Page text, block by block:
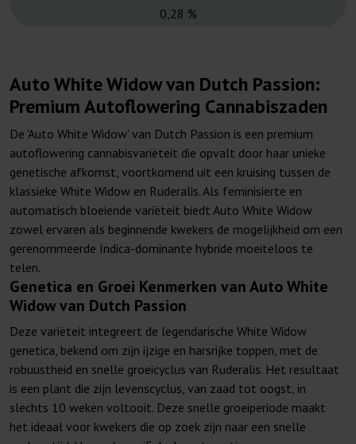
0,28 %
Auto White Widow van Dutch Passion:
Premium Autoflowering Cannabiszaden
De 'Auto White Widow' van Dutch Passion is een premium
autoflowering cannabisvariëteit die opvalt door haar unieke
genetische afkomst, voortkomend uit een kruising tussen de
klassieke White Widow en Ruderalis. Als feminisierte en
automatisch bloeiende variëteit biedt Auto White Widow
zowel ervaren als beginnende kwekers de mogelijkheid om een
gerenommeerde Indica-dominante hybride moeiteloos te
telen.
Genetica en Groei Kenmerken van Auto White
Widow van Dutch Passion
Deze variëteit integreert de legendarische White Widow
genetica, bekend om zijn ijzige en harsrijke toppen, met de
robuustheid en snelle groeicyclus van Ruderalis. Het resultaat
is een plant die zijn levenscyclus, van zaad tot oogst, in
slechts 10 weken voltooit. Deze snelle groeiperiode maakt
het ideaal voor kwekers die op zoek zijn naar een snelle